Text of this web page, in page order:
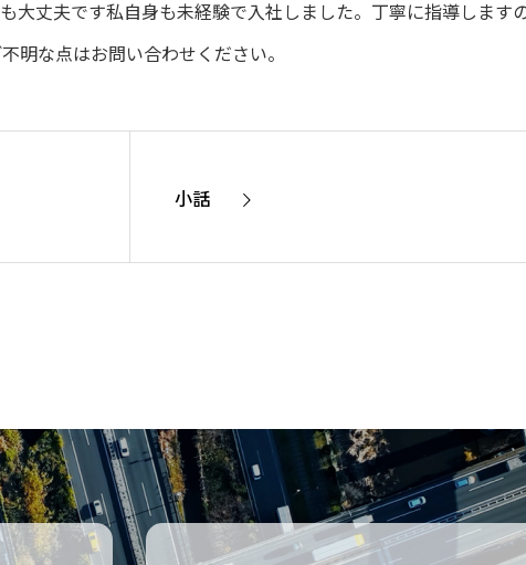
大丈夫です私自身も未経験で入社しました。丁寧に指導します
明な点はお問い合わせください。
小話